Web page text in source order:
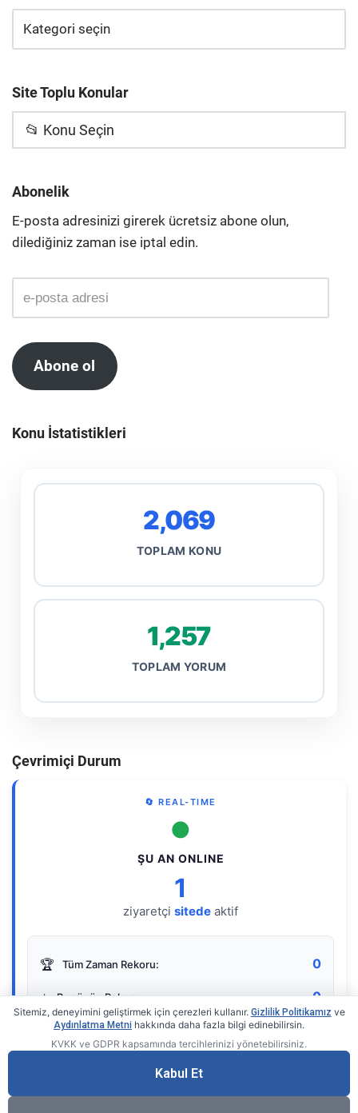
Site Toplu Konular
📂 Konu Seçin
Abonelik
E-posta adresinizi girerek ücretsiz abone olun,
dilediğiniz zaman ise iptal edin.
Abone ol
Konu İstatistikleri
2,069
TOPLAM KONU
1,257
TOPLAM YORUM
Çevrimiçi Durum
🔄 REAL-TIME
●
ŞU AN ONLINE
1
ziyaretçi sitede aktif
🏆 Tüm Zaman Rekoru: 0
⭐ Bugünün Rekoru: 0
Gerçek zamanlı sayaç
Sitemiz, deneyimini geliştirmek için çerezleri kullanır. Gizlilik Politikamız ve
Aydınlatma Metni hakkında daha fazla bilgi edinebilirsin.
KVKK ve GDPR kapsamında tercihlerinizi yönetebilirsiniz.
Kabul Et